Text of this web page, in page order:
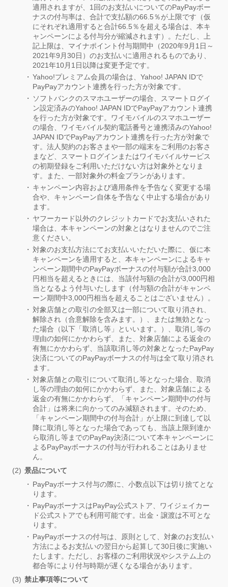
適用されますが、1回のお支払いについてのPayPayボー
ナスの付与率は、合計で支払額の66.5％が上限です（仮
にそれぞれ適用すると合計66.5％を超える場合は、本キ
ャンペーンによる付与分が縮減されます）。ただし、上
記上限は、マイナポイント付与期間中（2020年9月1日～
2021年9月30日）のお支払いに適用されるものであり、
2021年10月1日以降は変更予定です。
Yahoo!プレミアム会員の場合は、Yahoo! JAPAN IDで
PayPayアカウント連携を行った方が対象です。
ソフトバンクのスマホユーザーの場合、スマートログイ
ン設定済みのYahoo! JAPAN IDでPayPayアカウント連携
を行った方が対象です。ワイモバイルのスマホユーザー
の場合、ワイモバイル契約電話番号と連携済みのYahoo!
JAPAN IDでPayPayアカウント連携を行った方が対象で
す。法人契約のお客さまや一部の端末をご利用のお客さ
まなど、スマートログインまたはワイモバイルサービス
の初期登録をご利用いただけない方は対象外となりま
す。また、一部対象外の料金プランがあります。
キャンペーン内容および適用条件を予告なく変更する場
合や、キャンペーン自体を予告なく中止する場合があり
ます。
ヤフーカード以外のクレジットカードでお支払いされた
場合は、本キャンペーンの対象とはなりませんのでご注
意ください。
対象のお支払方法にてお支払いいただいた際に、仮に本
キャンペーンを適用すると、本キャンペーンによるキャ
ンペーン期間中のPayPayボーナスの付与額が合計3,000
円相当を超えるときには、当該付与額の合計が3,000円相
当となるよう付与いたします（付与額の合計がキャンペ
ーン期間中3,000円相当を超えることはございません）。
対象店舗との取引の全部又は一部について取り消され、
解除され（合意解除を含みます。）、または無効となっ
た場合（以下「取消し等」といいます。）、取消し等の
理由の如何にかかわらず、また、対象店舗による返金の
有無にかかわらず、当該取消し等の対象となったPayPay
決済についてのPayPayボーナスの付与は全て取り消され
ます。
対象店舗との取引について取消し等となった場合、取消
し等の理由の如何にかかわらず、また、対象店舗による
返金の有無にかかわらず、「キャンペーン期間中の付与
合計」は将来に向かってのみ減額されます。そのため、
「キャンペーン期間中の付与合計」が上限に到達して以
降に取消し等となった場合であっても、当該上限到達か
ら取消し等までのPayPay決済について本キャンペーンに
よるPayPayボーナスの付与が行われることはありませ
ん。
景品について
PayPayボーナス付与の際に、小数点以下は切り捨てとな
ります。
PayPayボーナスはPayPay公式ストア、ワイジェイカー
ド公式ストアでも利用可能です。出金・譲渡は不可とな
ります。
PayPayボーナスの付与は、原則として、対象のお支払い
方法によるお支払いの翌日から起算して30日後に実施い
たします。ただし、お客様のご利用状況やシステム上の
都合等により付与時期が遅くなる場合があります。
禁止事項等について